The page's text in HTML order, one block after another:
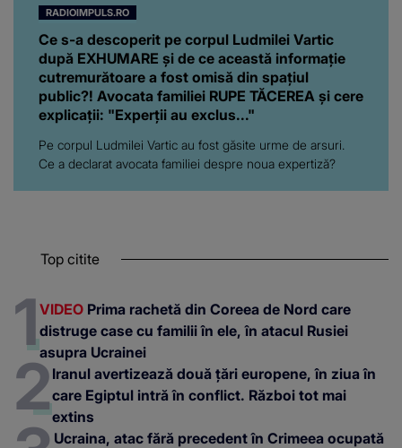
RADIOIMPULS.RO
Ce s-a descoperit pe corpul Ludmilei Vartic
după EXHUMARE și de ce această informație
cutremurătoare a fost omisă din spațiul
public?! Avocata familiei RUPE TĂCEREA și cere
explicații: "Experții au exclus..."
Pe corpul Ludmilei Vartic au fost găsite urme de arsuri.
Ce a declarat avocata familiei despre noua expertiză?
Top citite
VIDEO Prima rachetă din Coreea de Nord care
distruge case cu familii în ele, în atacul Rusiei
asupra Ucrainei
Iranul avertizează două țări europene, în ziua în
care Egiptul intră în conflict. Război tot mai
extins
Ucraina, atac fără precedent în Crimeea ocupată